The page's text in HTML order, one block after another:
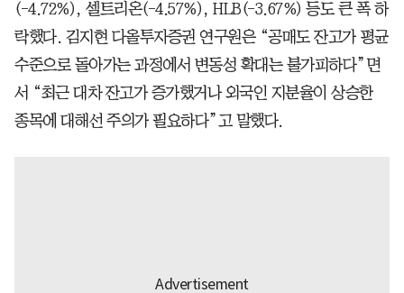
(-4.72%), 셀트리온(-4.57%), HLB(-3.67%) 등도 큰 폭 하
락했다. 김지현 다올투자증권 연구원은 “공매도 잔고가 평균
수준으로 돌아가는 과정에서 변동성 확대는 불가피하다”면
서 “최근 대차 잔고가 증가했거나 외국인 지분율이 상승한
종목에 대해선 주의가 필요하다”고 말했다.